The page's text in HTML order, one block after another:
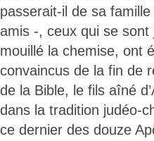
passerait-il de sa
amis -, ceux qui se sont
mouillé la chemise, ont
convaincus de la fin de
de la Bible, le fils aîné
dans la tradition judéo-
ce dernier des douze